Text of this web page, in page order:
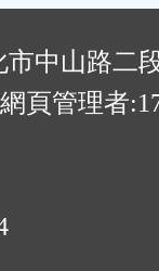
中山路二
頁管理者